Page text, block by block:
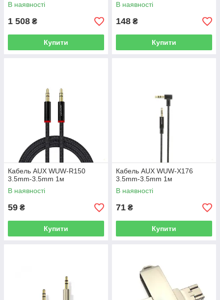
В наявності
1 508 ₴
Купити
В наявності
148 ₴
Купити
Кабель AUX WUW-R150
3.5mm-3.5mm 1м
В наявності
59 ₴
Купити
Кабель AUX WUW-X176
3.5mm-3.5mm 1м
В наявності
71 ₴
Купити